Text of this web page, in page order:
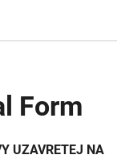
Form
UZAVRETEJ NA